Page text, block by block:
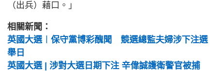
（出兵）藉口。」
相關新聞：
英國大選︱保守黨博彩醜聞 競選總監夫婦涉下注選
舉日
英國大選 | 涉對大選日期下注 辛偉誠護衛警官被捕